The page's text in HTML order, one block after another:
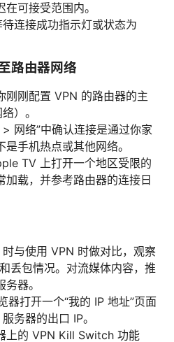
可接受范围内。
连接成功指示灯或状态为
路由器网络
刚配置 VPN 的路由器的主
）。
网络”中确认连接是通过你家
手机热点或其他网络。
TV 上打开一个地区受限的
加载，并参考路由器的连接日
与使用 VPN 时做对比，观察
丢包情况。对流媒体内容，推
器。
器打开一个“我的 IP 地址”页面
务器的出口 IP。
上的 VPN Kill Switch 功能